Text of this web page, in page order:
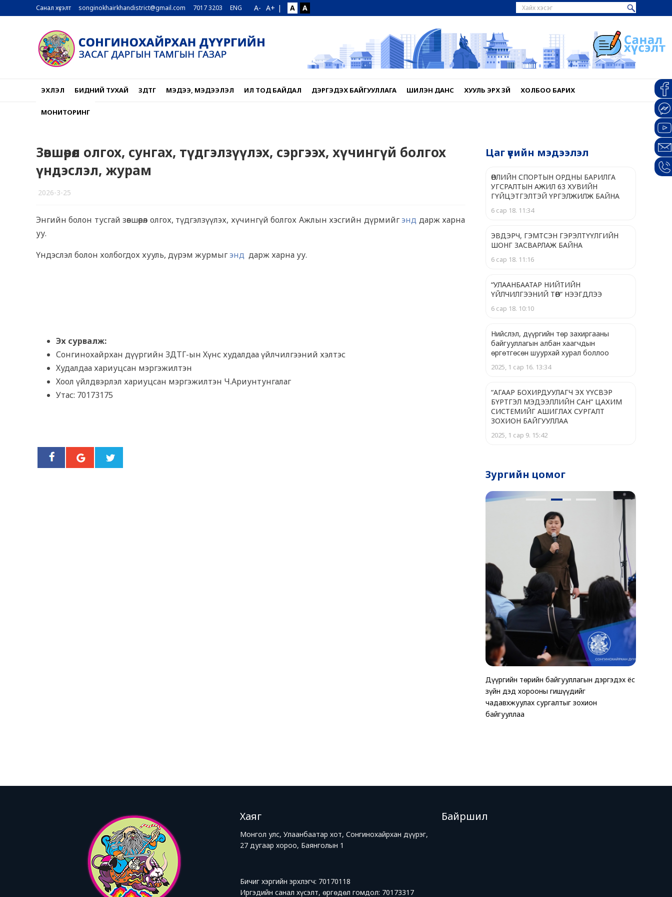
Санал хүсэлт songinokhairkhandistrict@gmail.com 7017 3203 ENG A- A+ | A A
ЭХЛЭЛ БИДНИЙ ТУХАЙ ЗДТГ МЭДЭЭ, МЭДЭЭЛЭЛ ИЛ ТОД БАЙДАЛ ДЭРГЭДЭХ БАЙГУУЛЛАГА ШИЛЭН ДАНС ХУУЛЬ ЭРХ ЗҮЙ ХОЛБОО БАРИХ
МОНИТОРИНГ
Зөвшөөрөл олгох, сунгах, түдгэлзүүлэх, сэргээх, хүчингүй болгох
үндэслэл, журам
2026-3-25
Энгийн болон тусгай зөвшөөрөл олгох, түдгэлзүүлэх, хүчингүй болгох Ажлын хэсгийн дүрмийгэнд дарж харна
уу.
Үндэслэл болон холбогдох хууль, дүрэм журмыгэнд дарж харна уу.
Эх сурвалж:
Сонгинохайрхан дүүргийн ЗДТГ-ын Хүнс худалдаа үйлчилгээний хэлтэс
Худалдаа хариуцсан мэргэжилтэн
Хоол үйлдвэрлэл хариуцсан мэргэжилтэн Ч.Ариунтунгалаг
Утас: 70173175
Цаг үеийн мэдээлэл
ӨВЛИЙН СПОРТЫН ОРДНЫ БАРИЛГА
УГСРАЛТЫН АЖИЛ 63 ХУВИЙН
ГҮЙЦЭТГЭЛТЭЙ ҮРГЭЛЖИЛЖ БАЙНА
6 сар 18. 11:34
ЭВДЭРЧ, ГЭМТСЭН ГЭРЭЛТҮҮЛГИЙН
ШОНГ ЗАСВАРЛАЖ БАЙНА
6 сар 18. 11:16
“УЛААНБААТАР НИЙТИЙН
ҮЙЛЧИЛГЭЭНИЙ ТӨВ” НЭЭГДЛЭЭ
6 сар 18. 10:10
Нийслэл, дүүргийн төр захиргааны
байгууллагын албан хаагчдын
өргөтгөсөн шуурхай хурал боллоо
2025, 1 сар 16. 13:34
“АГААР БОХИРДУУЛАГЧ ЭХ ҮҮСВЭР
БҮРТГЭЛ МЭДЭЭЛЛИЙН САН” ЦАХИМ
СИСТЕМИЙГ АШИГЛАХ СУРГАЛТ
ЗОХИОН БАЙГУУЛЛАА
2025, 1 сар 9. 15:42
Зургийн цомог
Дүүргийн төрийн байгууллагын дэргэдэх ёс
зүйн дэд хорооны гишүүдийг
чадавхжуулах сургалтыг зохион
байгууллаа
Хаяг
Монгол улс, Улаанбаатар хот, Сонгинохайрхан дүүрэг,
27 дугаар хороо, Баянголын 1
Бичиг хэргийн эрхлэгч: 70170118
Иргэдийн санал хүсэлт, өргөдөл гомдол: 70173317
Байршил